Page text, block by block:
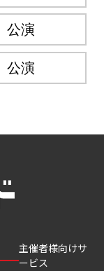
公演
公演
主催者様向けサ
ービス